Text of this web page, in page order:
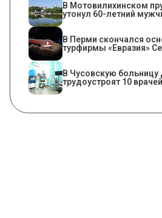
В Мотовилихинском
утонул 60-летний
В Перми скончался
турфирмы «Евразия»
В Чусовскую больницу
трудоустроят 10 врачей